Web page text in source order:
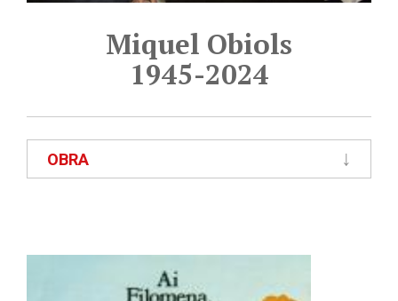
Miquel Obiols
1945-2024
OBRA